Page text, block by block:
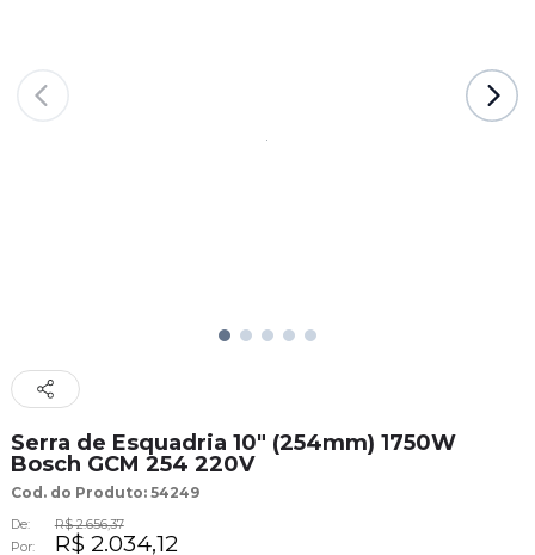
Serra de Esquadria 10" (254mm) 1750W
Bosch GCM 254 220V
Cod. do Produto: 54249
De:
R$ 2.656,37
Por:
R$ 2.034,12